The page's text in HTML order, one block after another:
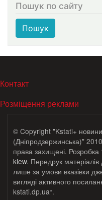
Пошук по сайту
Пошук
МЕНЮ В ПОДВАЛЕ
Контакт
Розміщення реклами
© Copyright "Kstati+
(Дніпродзержинська)"
права захищені. Розробка
klew. Передрук матеріалів
лише за умови вказівки
вигляді активного
kstati.dp.ua*.